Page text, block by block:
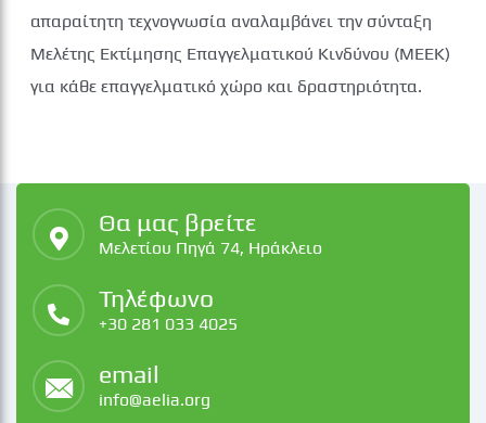
απαραίτητη τεχνογνωσία αναλαμβάνει την σύνταξη
Μελέτης Εκτίμησης Επαγγελματικού Κινδύνου (ΜΕΕΚ)
για κάθε επαγγελματικό χώρο και δραστηριότητα.
Θα μας βρείτε
Μελετίου Πηγά 74, Ηράκλειο
Τηλέφωνο
+30 281 033 4025
email
info@aelia.org